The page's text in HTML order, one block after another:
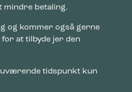
mindre betaling.
og kommer også gerne
at tilbyde jer den
tidspunkt kun